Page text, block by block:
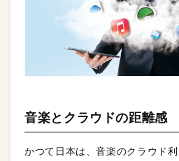
音楽とクラウドの距離感
かつて日本は、音楽のクラウド